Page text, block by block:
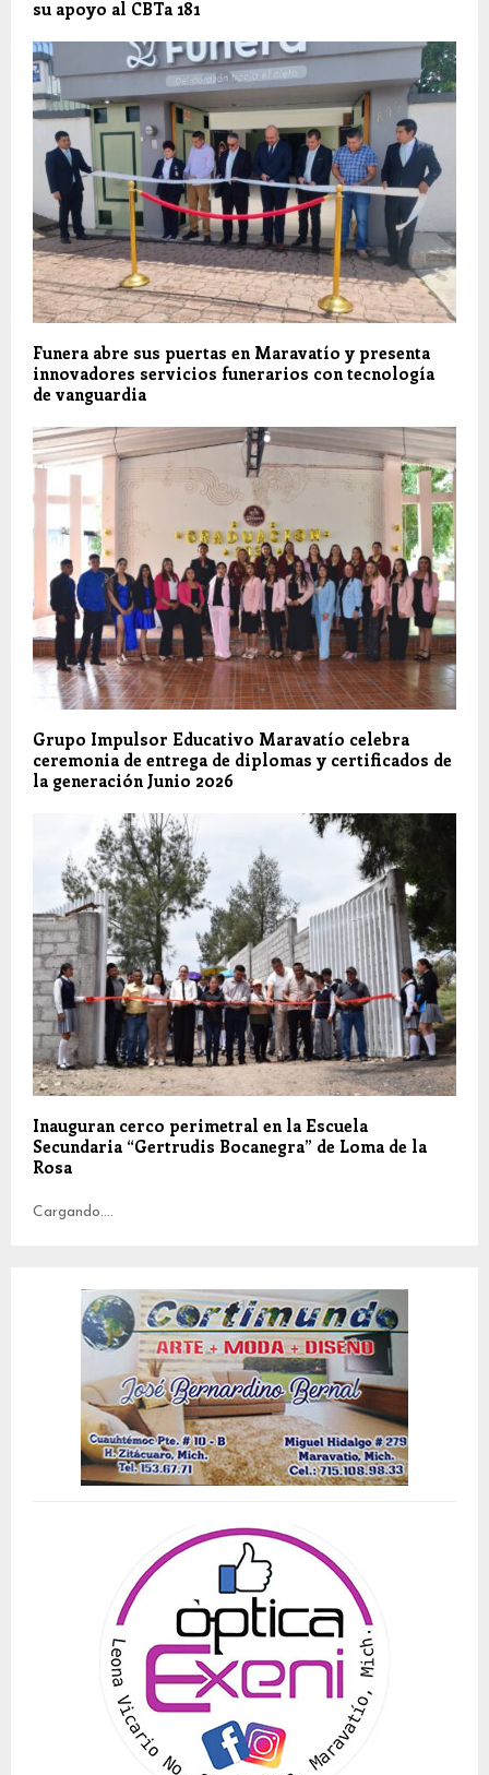
su apoyo al CBTa 181
Funera abre sus puertas en Maravatío y presenta
innovadores servicios funerarios con tecnología
de vanguardia
Grupo Impulsor Educativo Maravatío celebra
ceremonia de entrega de diplomas y certificados de
la generación Junio 2026
Inauguran cerco perimetral en la Escuela
Secundaria “Gertrudis Bocanegra” de Loma de la
Rosa
Cargando....